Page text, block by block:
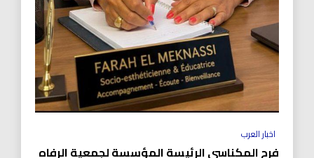
اخبار العرب
فرح المكناسي الرئيسة المؤسسة لجمعية الرفاه